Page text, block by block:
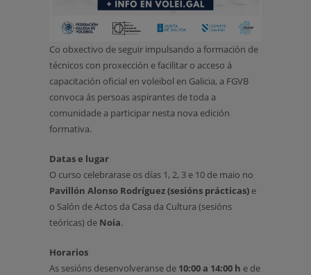
Co obxectivo de seguir impulsando a formación de
técnicos con proxección e facilitar o acceso á
capacitación oficial en voleibol en Galicia, a FGVB
convoca ás persoas aspirantes de toda a
comunidade a participar nesta nova edición
formativa.
Datas e lugar
O curso celebrarase os días 1, 2, 3 e 10 de maio no
Pavillón Alonso Rodríguez (sesións prácticas) e
o Salón de Actos da Casa da Cultura (sesións
teóricas) de Noia.
Horarios
As sesións desenvolveranse de 10:00 a 14:00 h e de